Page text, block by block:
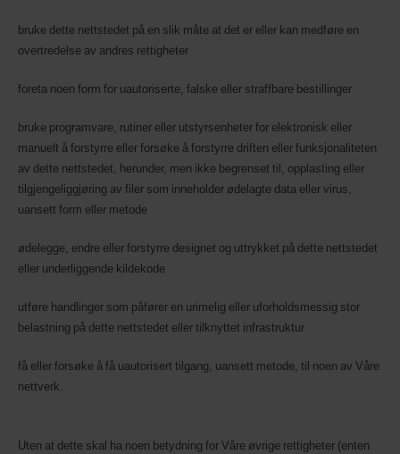
bruke dette nettstedet på en slik måte at det er eller kan medføre en
overtredelse av andres rettigheter
foreta noen form for uautoriserte, falske eller straffbare bestillinger
bruke programvare, rutiner eller utstyrsenheter for elektronisk eller
manuelt å forstyrre eller forsøke å forstyrre driften eller funksjonaliteten
av dette nettstedet, herunder, men ikke begrenset til, opplasting eller
tilgjengeliggjøring av filer som inneholder ødelagte data eller virus,
uansett form eller metode
ødelegge, endre eller forstyrre designet og uttrykket på dette nettstedet
eller underliggende kildekode
utføre handlinger som påfører en urimelig eller uforholdsmessig stor
belastning på dette nettstedet eller tilknyttet infrastruktur
få eller forsøke å få uautorisert tilgang, uansett metode, til noen av Våre
nettverk.
Uten at dette skal ha noen betydning for Våre øvrige rettigheter (enten